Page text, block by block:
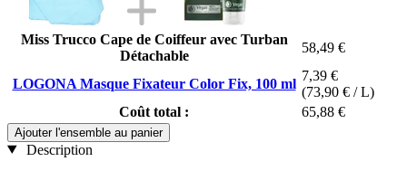
Miss Trucco Cape de Coiffeur avec Turban
Détachable
58,49 €
LOGONA Masque Fixateur Color Fix, 100 ml
7,39 €
(73,90 € / L)
Coût total :
65,88 €
Ajouter l'ensemble au panier
Description